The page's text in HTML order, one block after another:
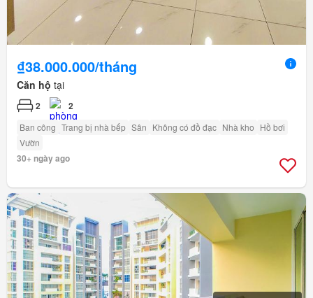
₫38.000.000/tháng
Căn hộ tại
2 2
Ban công Trang bị nhà bếp Sân Không có đồ đạc Nhà kho Hồ bơi
Vườn
30+ ngày ago